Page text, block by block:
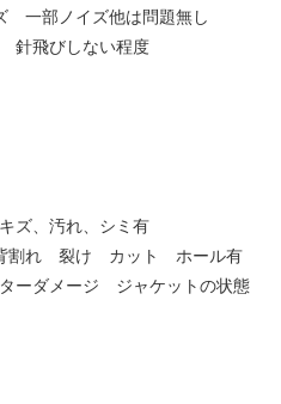
一部ノイズ他は問題無し
飛びしない程度
ズ、汚れ、シミ有
割れ 裂け カット ホール有
ーダメージ ジャケットの状態